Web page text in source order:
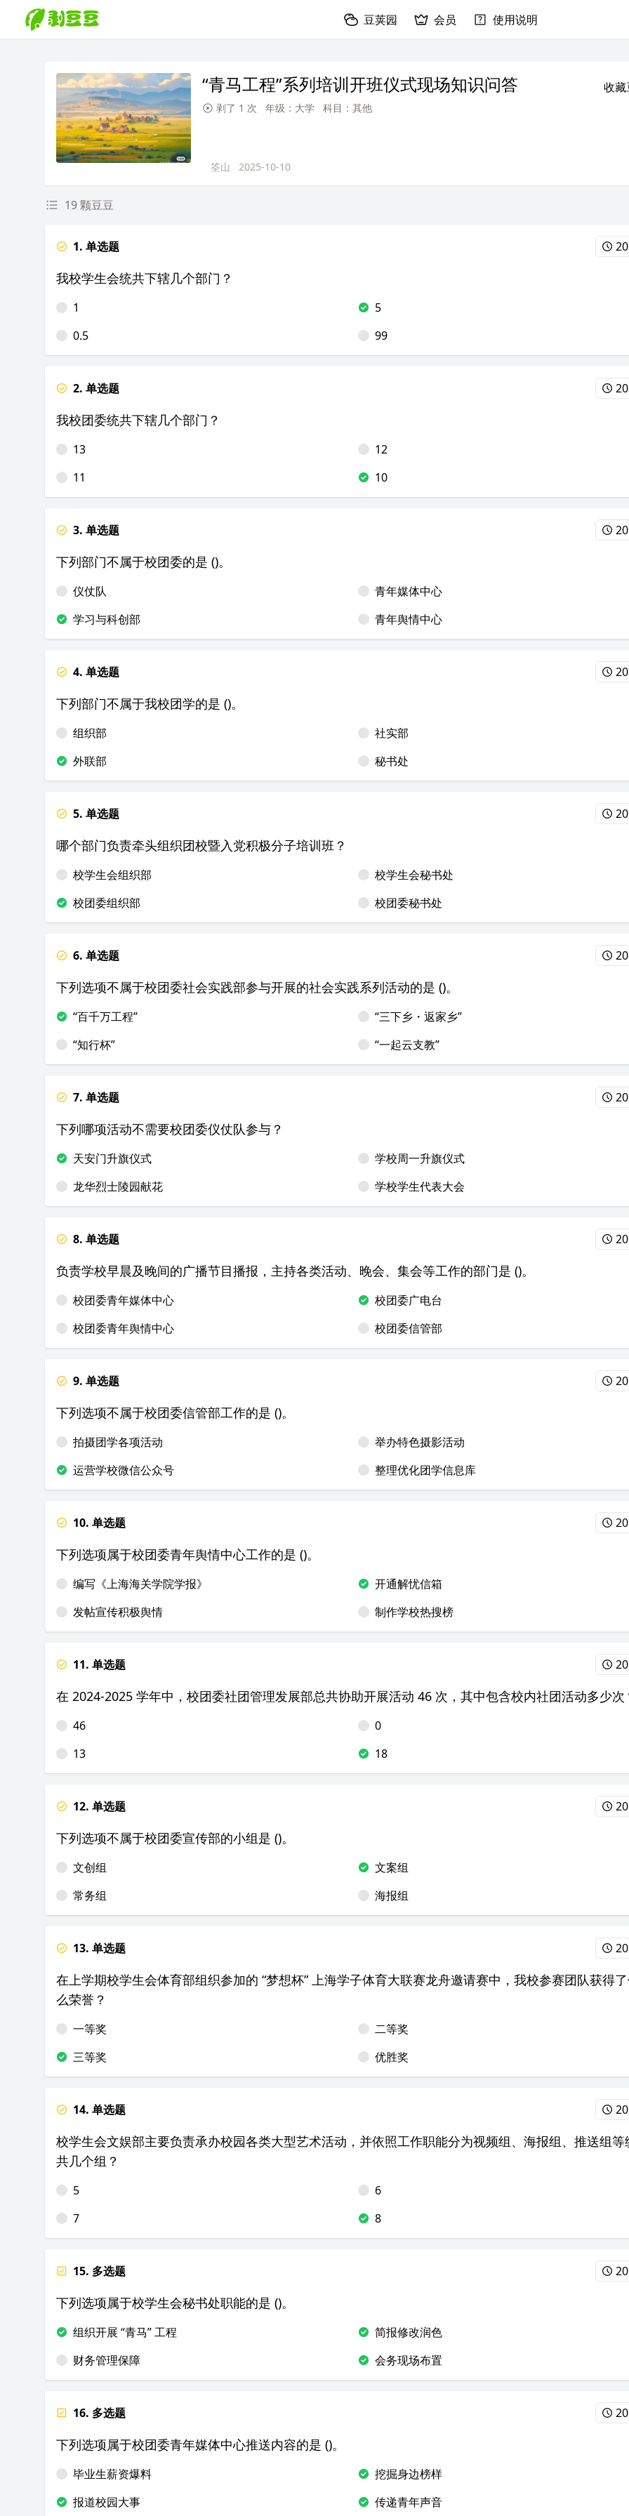
豆荚园 会员 使用说明
“青马工程”系列培训开班仪式现场知识问答 收
剥了 1 次 年级：大学 科目：其他
筌山 2025-10-10
19 颗豆豆
1. 单选题
我校学生会统共下辖几个部门？
1
5
0.5
99
2. 单选题
我校团委统共下辖几个部门？
13
12
11
10
3. 单选题
下列部门不属于校团委的是 ()。
仪仗队
青年媒体中心
学习与科创部
青年舆情中心
4. 单选题
下列部门不属于我校团学的是 ()。
组织部
社实部
外联部
秘书处
5. 单选题
哪个部门负责牵头组织团校暨入党积极分子培训班？
校学生会组织部
校学生会秘书处
校团委组织部
校团委秘书处
6. 单选题
下列选项不属于校团委社会实践部参与开展的社会实践系列活动的是 ()。
“百千万工程”
“三下乡・返家乡”
“知行杯”
“一起云支教”
7. 单选题
下列哪项活动不需要校团委仪仗队参与？
天安门升旗仪式
学校周一升旗仪式
龙华烈士陵园献花
学校学生代表大会
8. 单选题
负责学校早晨及晚间的广播节目播报，主持各类活动、晚会、集会等工作的部门是 ()。
校团委青年媒体中心
校团委广电台
校团委青年舆情中心
校团委信管部
9. 单选题
下列选项不属于校团委信管部工作的是 ()。
拍摄团学各项活动
举办特色摄影活动
运营学校微信公众号
整理优化团学信息库
10. 单选题
下列选项属于校团委青年舆情中心工作的是 ()。
编写《上海海关学院学报》
开通解忧信箱
发帖宣传积极舆情
制作学校热搜榜
11. 单选题
在 2024-2025 学年中，校团委社团管理发展部总共协助开展活动 46 次，其中包含校内社团活动多少次
46
0
13
18
12. 单选题
下列选项不属于校团委宣传部的小组是 ()。
文创组
文案组
常务组
海报组
13. 单选题
在上学期校学生会体育部组织参加的 “梦想杯” 上海学子体育大联赛龙舟邀请赛中，我校参赛团队获得
么荣誉？
一等奖
二等奖
三等奖
优胜奖
14. 单选题
校学生会文娱部主要负责承办校园各类大型艺术活动，并依照工作职能分为视频组、海报组、推送组等
共几个组？
5
6
7
8
15. 多选题
下列选项属于校学生会秘书处职能的是 ()。
组织开展 “青马” 工程
简报修改润色
财务管理保障
会务现场布置
16. 多选题
下列选项属于校团委青年媒体中心推送内容的是 ()。
毕业生薪资爆料
挖掘身边榜样
报道校园大事
传递青年声音